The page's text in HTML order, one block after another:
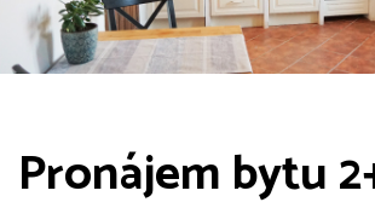
Pronájem bytu